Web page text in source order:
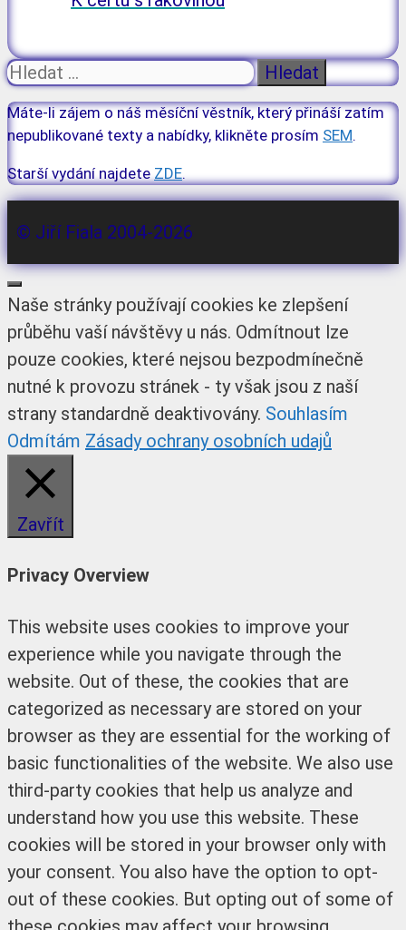
Hledat:
Máte-li zájem o náš měsíční věstník, který přináší zatím
nepublikované texty a nabídky, klikněte prosím SEM.
Starší vydání najdete ZDE.
© Jiří Fiala 2004-2026
Zavřít
Naše stránky používají cookies ke zlepšení
průběhu vaší návštěvy u nás. Odmítnout lze
pouze cookies, které nejsou bezpodmínečně
nutné k provozu stránek - ty však jsou z naší
strany standardně deaktivovány. Souhlasím
Odmítám Zásady ochrany osobních udajů
Zavřít
Privacy Overview
This website uses cookies to improve your
experience while you navigate through the
website. Out of these, the cookies that are
categorized as necessary are stored on your
browser as they are essential for the working of
basic functionalities of the website. We also use
third-party cookies that help us analyze and
understand how you use this website. These
cookies will be stored in your browser only with
your consent. You also have the option to opt-
out of these cookies. But opting out of some of